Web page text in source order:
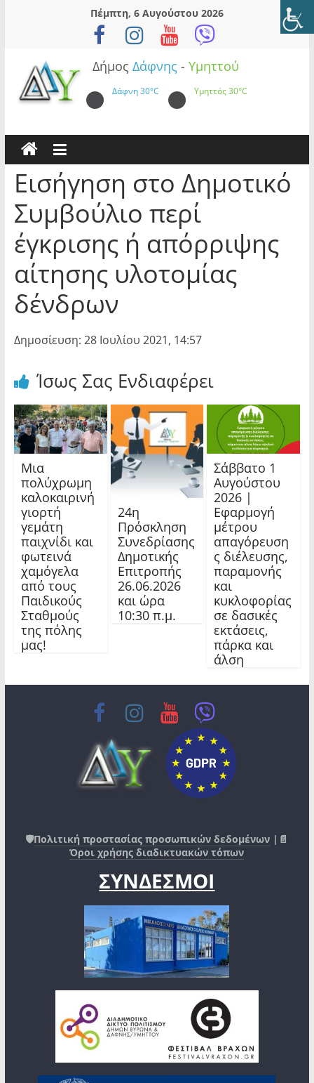
Πέμπτη, 6 Αυγούστου 2026
Δήμος Δάφνης - Υμηττού
Δάφνη30°C Υμηττός30°C
Εισήγηση στο Δημοτικό
Συμβούλιο περί
έγκρισης ή απόρριψης
αίτησης υλοτομίας
δένδρων
Δημοσίευση: 28 Ιουλίου 2021, 14:57
Ίσως Σας Ενδιαφέρει
Μια
πολύχρωμη
καλοκαιρινή
γιορτή
γεμάτη
παιχνίδι και
φωτεινά
χαμόγελα
από τους
Παιδικούς
Σταθμούς
της πόλης
μας!
24η
Πρόσκληση
Συνεδρίασης
Δημοτικής
Επιτροπής
26.06.2026
και ώρα
10:30 π.μ.
Σάββατο 1
Αυγούστου
2026 |
Εφαρμογή
μέτρου
απαγόρευση
ς διέλευσης,
παραμονής
και
κυκλοφορίας
σε δασικές
εκτάσεις,
πάρκα και
άλση
🛡️Πολιτική προστασίας προσωπικών δεδομένων |📄
Όροι χρήσης διαδικτυακών τόπων
ΣΥΝΔΕΣΜΟΙ